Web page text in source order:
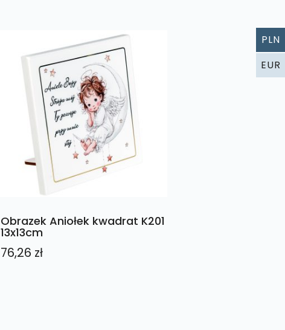
Obrazek Aniołek kwadrat K201
13x13cm
76,26 zł
PLN
EUR